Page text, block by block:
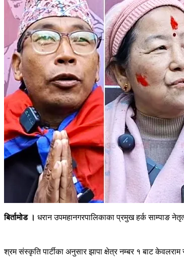
बिर्तामोड । धरान उपमहानगरपालिकाका प्रमुख हर्क साम्पाङ
श्रम संस्कृति पार्टीका अनुसार झापा क्षेत्र नम्बर १ बाट